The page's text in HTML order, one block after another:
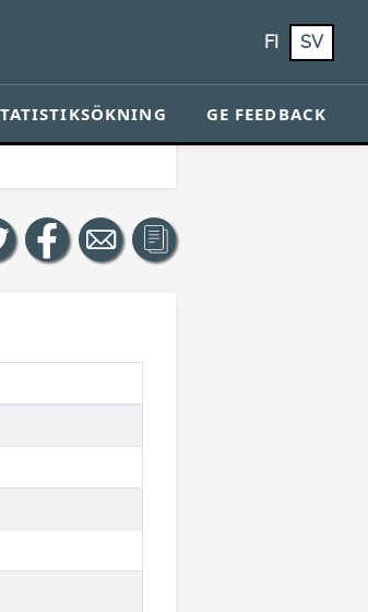
FI SV
GE FEEDBACK